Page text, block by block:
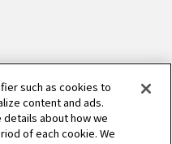
such as cookies to
content and ads.
about how we
of each cookie. We